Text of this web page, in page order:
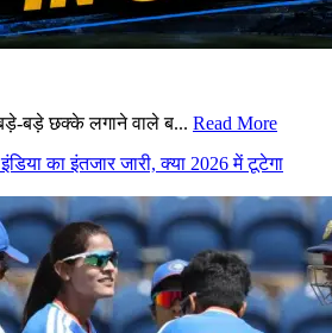
बड़े छक्के लगाने वाले ब... Read More
का इंतजार जारी, क्या 2026 में टूटेगा